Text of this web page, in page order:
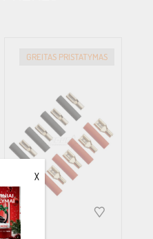
GREITAS PRISTATYMAS
X